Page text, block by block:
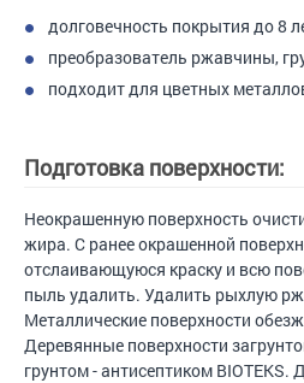
долговечность покрытия до 8
преобразователь ржавчины,
подходит для цветных
Подготовка поверхности:
Неокрашенную поверхность
жира. С ранее окрашенной
отслаивающуюся краску и всю
пыль удалить. Удалить рыхлую
Металлические поверхности
Деревянные поверхности
грунтом - антисептиком